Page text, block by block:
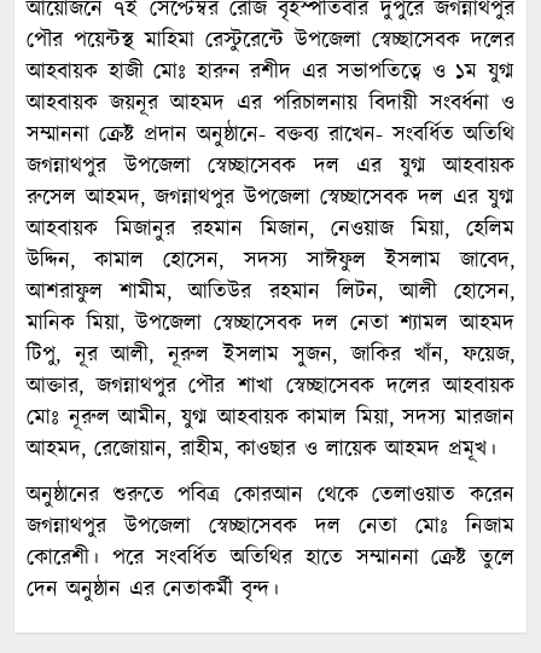
আয়োজনে ৭ই সেপ্টেম্বর রোজ বৃহস্পতিবার দুপুরে জগন্নাথপুর
পৌর পয়েন্টস্থ মাহিমা রেস্টুরেন্টে উপজেলা স্বেচ্ছাসেবক দলের
আহবায়ক হাজী মোঃ হারুন রশীদ এর সভাপতিত্বে ও ১ম যুগ্ম
আহবায়ক জয়নূর আহমদ এর পরিচালনায় বিদায়ী সংবর্ধনা ও
সম্মাননা ক্রেষ্ট প্রদান অনুষ্ঠানে- বক্তব্য রাখেন- সংবর্ধিত অতিথি
জগন্নাথপুর উপজেলা স্বেচ্ছাসেবক দল এর যুগ্ম আহবায়ক
রুসেল আহমদ, জগন্নাথপুর উপজেলা স্বেচ্ছাসেবক দল এর যুগ্ম
আহবায়ক মিজানুর রহমান মিজান, নেওয়াজ মিয়া, হেলিম
উদ্দিন, কামাল হোসেন, সদস্য সাঈফুল ইসলাম জাবেদ,
আশরাফুল শামীম, আতিউর রহমান লিটন, আলী হোসেন,
মানিক মিয়া, উপজেলা স্বেচ্ছাসেবক দল নেতা শ্যামল আহমদ
টিপু, নূর আলী, নূরুল ইসলাম সুজন, জাকির খাঁন, ফয়েজ,
আক্তার, জগন্নাথপুর পৌর শাখা স্বেচ্ছাসেবক দলের আহবায়ক
মোঃ নূরুল আমীন, যুগ্ম আহবায়ক কামাল মিয়া, সদস্য মারজান
আহমদ, রেজোয়ান, রাহীম, কাওছার ও লায়েক আহমদ প্রমূখ।
অনুষ্ঠানের শুরুতে পবিত্র কোরআন থেকে তেলাওয়াত করেন
জগন্নাথপুর উপজেলা স্বেচ্ছাসেবক দল নেতা মোঃ নিজাম
কোরেশী। পরে সংবর্ধিত অতিথির হাতে সম্মাননা ক্রেষ্ট তুলে
দেন অনুষ্ঠান এর নেতাকর্মী বৃন্দ।